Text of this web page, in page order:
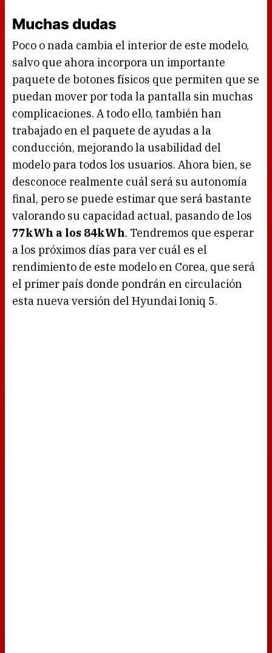
Muchas dudas
Poco o nada cambia el interior de este modelo,
salvo que ahora incorpora un importante
paquete de botones físicos que permiten que se
puedan mover por toda la pantalla sin muchas
complicaciones. A todo ello, también han
trabajado en el paquete de ayudas a la
conducción, mejorando la usabilidad del
modelo para todos los usuarios. Ahora bien, se
desconoce realmente cuál será su autonomía
final, pero se puede estimar que será bastante
valorando su capacidad actual, pasando de los
77kWh a los 84kWh. Tendremos que esperar
a los próximos días para ver cuál es el
rendimiento de este modelo en Corea, que será
el primer país donde pondrán en circulación
esta nueva versión del Hyundai Ioniq 5.